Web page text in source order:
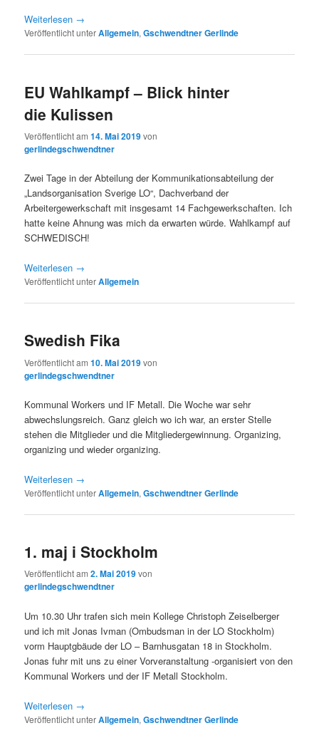
Weiterlesen →
Veröffentlicht unterAllgemein,Gschwendtner Gerlinde
EU Wahlkampf – Blick hinter
die Kulissen
Veröffentlicht am14. Mai 2019von
gerlindegschwendtner
Zwei Tage in der Abteilung der Kommunikationsabteilung der
„Landsorganisation Sverige LO“, Dachverband der
Arbeitergewerkschaft mit insgesamt 14 Fachgewerkschaften. Ich
hatte keine Ahnung was mich da erwarten würde. Wahlkampf auf
SCHWEDISCH!
Weiterlesen →
Veröffentlicht unterAllgemein
Swedish Fika
Veröffentlicht am10. Mai 2019von
gerlindegschwendtner
Kommunal Workers und IF Metall. Die Woche war sehr
abwechslungsreich. Ganz gleich wo ich war, an erster Stelle
stehen die Mitglieder und die Mitgliedergewinnung. Organizing,
organizing und wieder organizing.
Weiterlesen →
Veröffentlicht unterAllgemein,Gschwendtner Gerlinde
1. maj i Stockholm
Veröffentlicht am2. Mai 2019von
gerlindegschwendtner
Um 10.30 Uhr trafen sich mein Kollege Christoph Zeiselberger
und ich mit Jonas Ivman (Ombudsman in der LO Stockholm)
vorm Hauptgbäude der LO – Barnhusgatan 18 in Stockholm.
Jonas fuhr mit uns zu einer Vorveranstaltung -organisiert von den
Kommunal Workers und der IF Metall Stockholm.
Weiterlesen →
Veröffentlicht unterAllgemein,Gschwendtner Gerlinde